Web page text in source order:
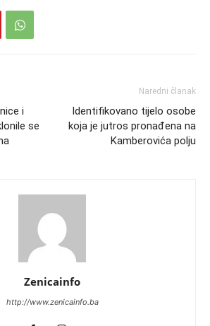
i
se
Naredni članak
Identifikovano tijelo osobe
koja je jutros pronađena na
Kamberovića polju
Zenicainfo
http://www.zenicainfo.ba